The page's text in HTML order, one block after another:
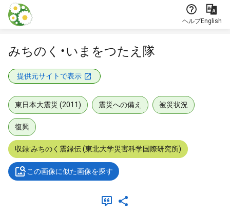
本文に飛ぶ
ヘルプEnglish
みちのく・いまをつたえ隊
提供元サイトで表示
東日本大震災 (2011) 震災への備え 被災状況
復興
収録:みちのく震録伝 (東北大学災害科学国際研究所)
この画像に似た画像を探す